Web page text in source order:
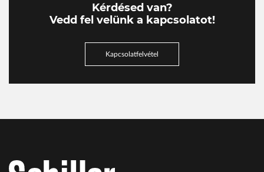
Kérdésed van?
Vedd fel velünk a kapcsolatot!
Kapcsolatfelvétel